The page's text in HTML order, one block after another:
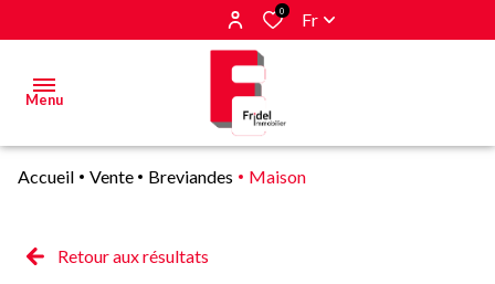
0 Fr
Menu
Estimer
Accueil Vente Breviandes Maison
Retour aux résultats